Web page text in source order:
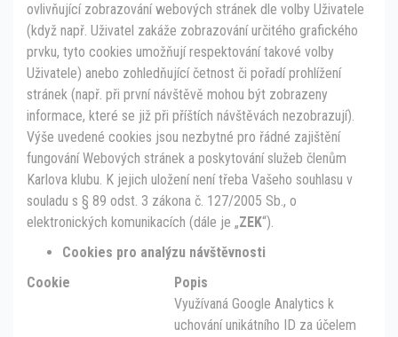
ovlivňující zobrazování webových stránek dle volby Uživatele
(když např. Uživatel zakáže zobrazování určitého grafického
prvku, tyto cookies umožňují respektování takové volby
Uživatele) anebo zohledňující četnost či pořadí prohlížení
stránek (např. při první návštěvě mohou být zobrazeny
informace, které se již při příštích návštěvách nezobrazují).
Výše uvedené cookies jsou nezbytné pro řádné zajištění
fungování Webových stránek a poskytování služeb členům
Karlova klubu. K jejich uložení není třeba Vašeho souhlasu v
souladu s § 89 odst. 3 zákona č. 127/2005 Sb., o
elektronických komunikacích (dále je „ZEK“).
Cookies pro analýzu návštěvnosti
Cookie
Popis
Využívaná Google Analytics k
uchování unikátního ID za účelem